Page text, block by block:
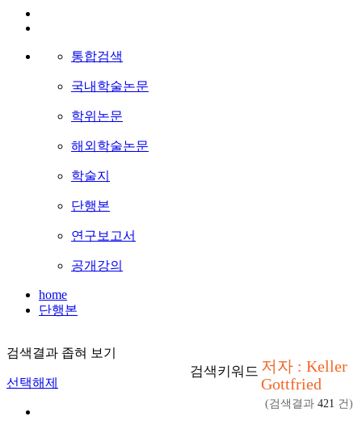
통합검색
국내학술논문
학위논문
해외학술논문
학술지
단행본
연구보고서
공개강의
home
단행본
검색결과 좁혀 보기
선택해제
검색키워드 저자 : Keller
Gottfried
(검색결과 421 건)